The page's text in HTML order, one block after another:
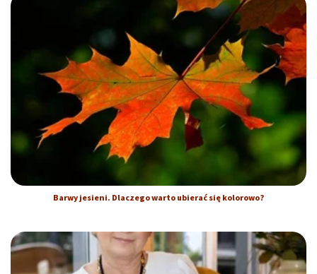
Barwy jesieni. Dlaczego warto ubierać się kolorowo?